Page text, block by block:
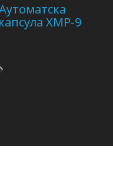
ХМР-9